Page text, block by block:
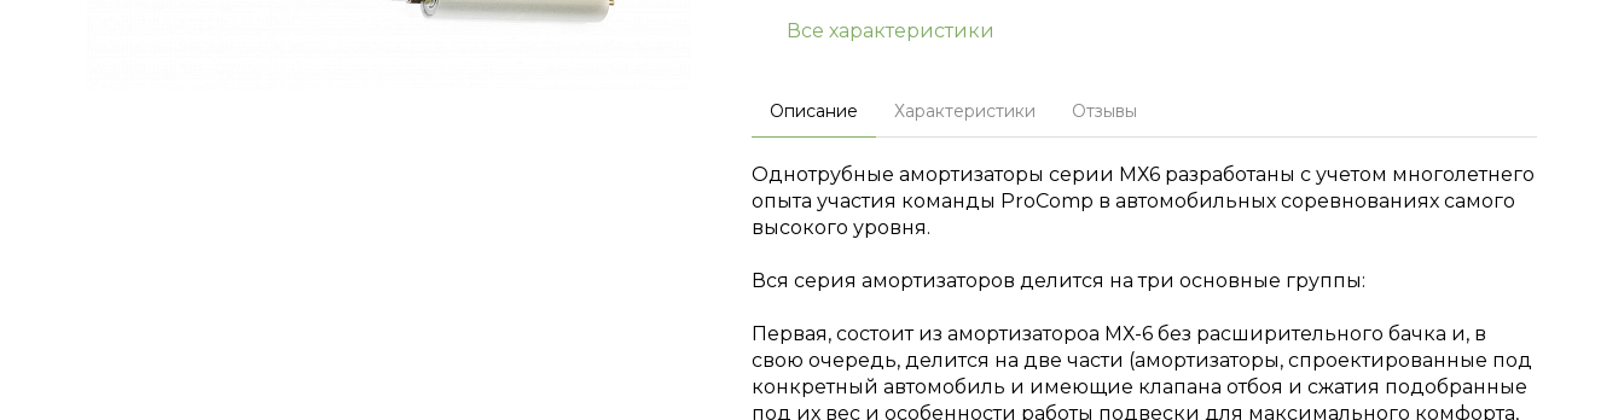
Все характеристики
Описание Характеристики Отзывы
Однотрубные амортизаторы серии МХ6 разработаны с учетом многолетнего
опыта участия команды ProComp в автомобильных соревнованиях самого
высокого уровня.
Вся серия амортизаторов делится на три основные группы:
Первая, состоит из амортизатороа МХ-6 без расширительного бачка и, в
свою очередь, делится на две части (амортизаторы, спроектированные под
конкретный автомобиль и имеющие клапана отбоя и сжатия подобранные
под их вес и особенности работы подвески для максимального комфорта,